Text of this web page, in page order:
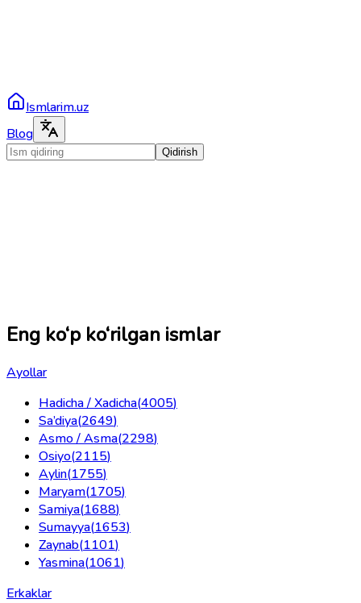
Ismlarim.uz
Blog
Qidirish
Eng ko‘p ko‘rilgan ismlar
Ayollar
Hadicha / Xadicha(4005)
Sa’diya(2649)
Asmo / Asma(2298)
Osiyo(2115)
Aylin(1755)
Maryam(1705)
Samiya(1688)
Sumayya(1653)
Zaynab(1101)
Yasmina(1061)
Erkaklar